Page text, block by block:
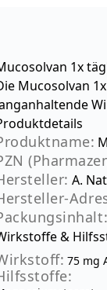
1x
Mucosolvan
A.
&
75 mg